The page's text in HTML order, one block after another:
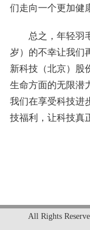
们走向一个更加健
总之，年轻羽
岁）的不幸让我们
新科技（北京）股
生命方面的无限潜
我们在享受科技进
技福利，让科技真
All Rights